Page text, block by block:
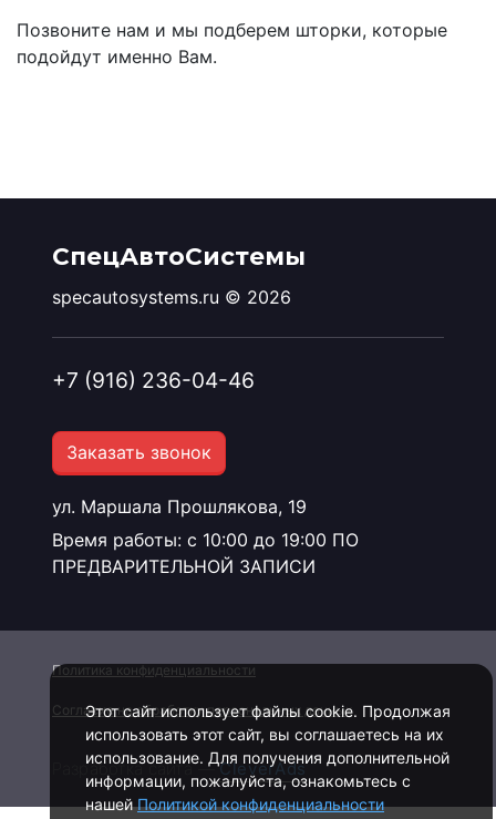
Позвоните нам и мы подберем шторки, которые
подойдут именно Вам.
СпецАвтоСистемы
specautosystems.ru © 2026
+7 (916) 236-04-46
Заказать звонок
ул. Маршала Прошлякова, 19
Время работы: с 10:00 до 19:00 ПО
ПРЕДВАРИТЕЛЬНОЙ ЗАПИСИ
Политика конфиденциальности
Согласие на обработку персональных данных
Разработка сайта —CleverAds
Этот сайт использует файлы cookie. Продолжая
использовать этот сайт, вы соглашаетесь на их
использование. Для получения дополнительной
информации, пожалуйста, ознакомьтесь с
нашейПолитикой конфиденциальности